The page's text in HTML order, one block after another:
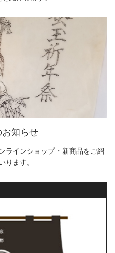
知らせ
ラインショップ・新商品をご紹
ります。